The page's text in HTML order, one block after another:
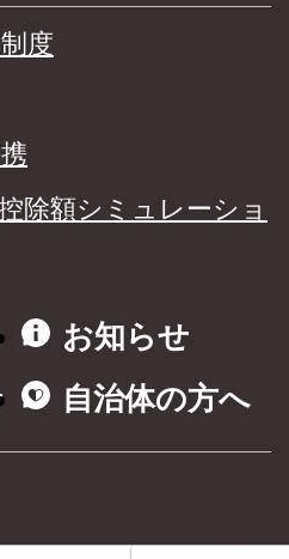
度
除額シミュレーショ
お知らせ
自治体の方へ